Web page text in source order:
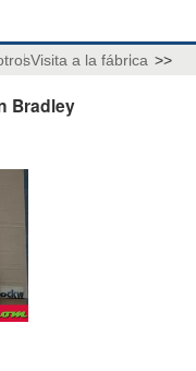
Visita a la fábrica >>
Bradley